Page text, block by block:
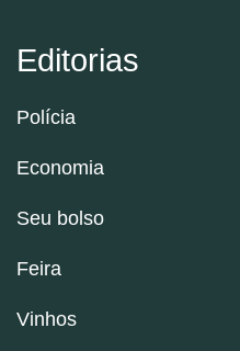
Editorias
Polícia
Economia
Seu bolso
Feira
Vinhos